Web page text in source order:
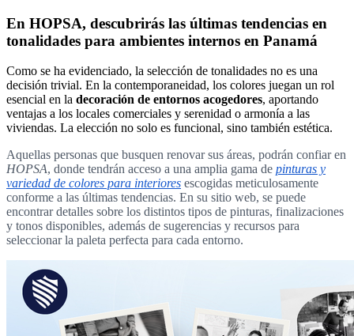
En HOPSA, descubrirás las últimas tendencias en
tonalidades para ambientes internos en Panamá
Como se ha evidenciado, la selección de tonalidades no es una
decisión trivial. En la contemporaneidad, los colores juegan un rol
esencial en la decoración de entornos acogedores, aportando
ventajas a los locales comerciales y serenidad o armonía a las
viviendas. La elección no solo es funcional, sino también estética.
Aquellas personas que busquen renovar sus áreas, podrán confiar en
HOPSA, donde tendrán acceso a una amplia gama de pinturas y
variedad de colores para interiores escogidas meticulosamente
conforme a las últimas tendencias. En su sitio web, se puede
encontrar detalles sobre los distintos tipos de pinturas, finalizaciones
y tonos disponibles, además de sugerencias y recursos para
seleccionar la paleta perfecta para cada entorno.